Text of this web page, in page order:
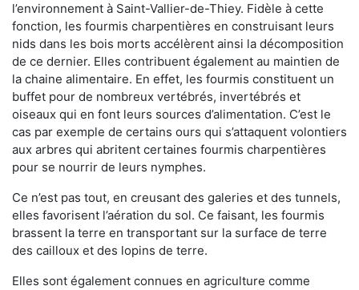
l’environnement à Saint-Vallier-de-Thiey. Fidèle à cette
fonction, les fourmis charpentières en construisant leurs
nids dans les bois morts accélèrent ainsi la décomposition
de ce dernier. Elles contribuent également au maintien de
la chaine alimentaire. En effet, les fourmis constituent un
buffet pour de nombreux vertébrés, invertébrés et
oiseaux qui en font leurs sources d’alimentation. C’est le
cas par exemple de certains ours qui s’attaquent volontiers
aux arbres qui abritent certaines fourmis charpentières
pour se nourrir de leurs nymphes.
Ce n’est pas tout, en creusant des galeries et des tunnels,
elles favorisent l’aération du sol. Ce faisant, les fourmis
brassent la terre en transportant sur la surface de terre
des cailloux et des lopins de terre.
Elles sont également connues en agriculture comme